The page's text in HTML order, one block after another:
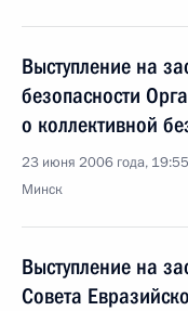
Выступление на
безопасности
о коллективной
23 июня 2006 года, 19:55
Минск
Выступление на
Совета